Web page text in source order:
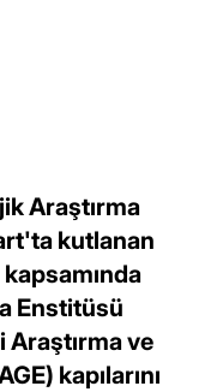
Araştırma
kutlanan
Enstitüsü
Araştırma ve
kapılarını